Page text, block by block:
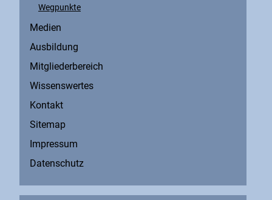
Wegpunkte
Medien
Ausbildung
Mitgliederbereich
Wissenswertes
Kontakt
Sitemap
Impressum
Datenschutz